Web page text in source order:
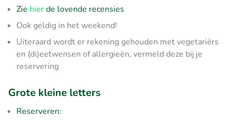
Zie hierde lovende recensies
Ook geldig in het weekend!
Uiteraard wordt er rekening gehouden met vegetariërs
en (di)eetwensen of allergieën, vermeld deze bij je
reservering
Grote kleine letters
Reserveren: